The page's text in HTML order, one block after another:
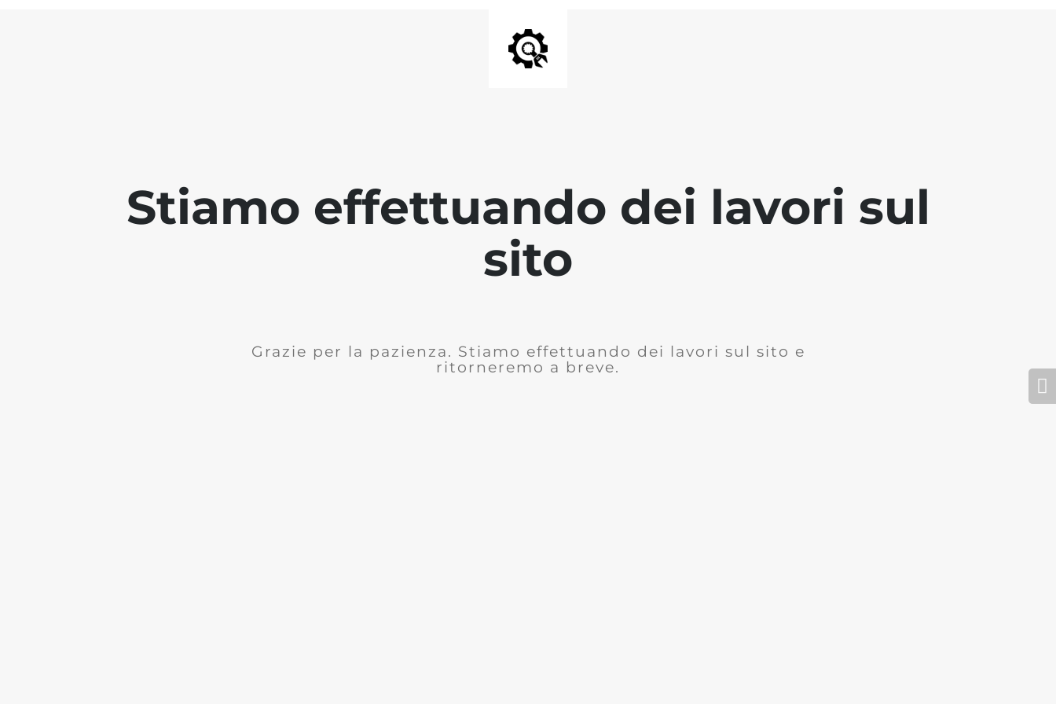
Stiamo effettuando dei lavori sul
sito
Grazie per la pazienza. Stiamo effettuando dei lavori sul sito e
ritorneremo a breve.